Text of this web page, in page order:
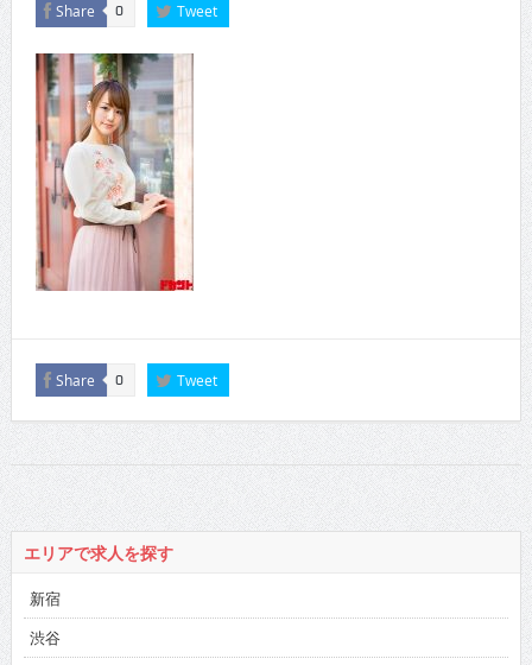
Share 0 Tweet
Share 0 Tweet
エリアで求人を探す
新宿
渋谷